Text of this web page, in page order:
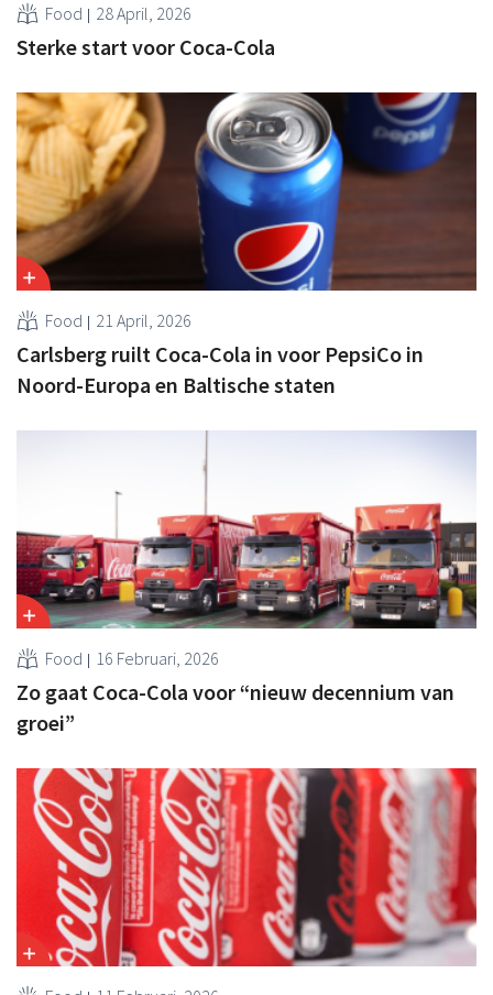
Food 28 April, 2026
Sterke start voor Coca-Cola
Food 21 April, 2026
Carlsberg ruilt Coca-Cola in voor PepsiCo in
Noord-Europa en Baltische staten
Food 16 Februari, 2026
Zo gaat Coca-Cola voor “nieuw decennium van
groei”